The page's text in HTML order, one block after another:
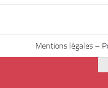
Mentions légales –